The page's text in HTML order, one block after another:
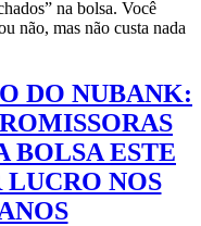
na bolsa. Você
não, mas não custa nada
DO NUBANK:
BOLSA ESTE
NOS